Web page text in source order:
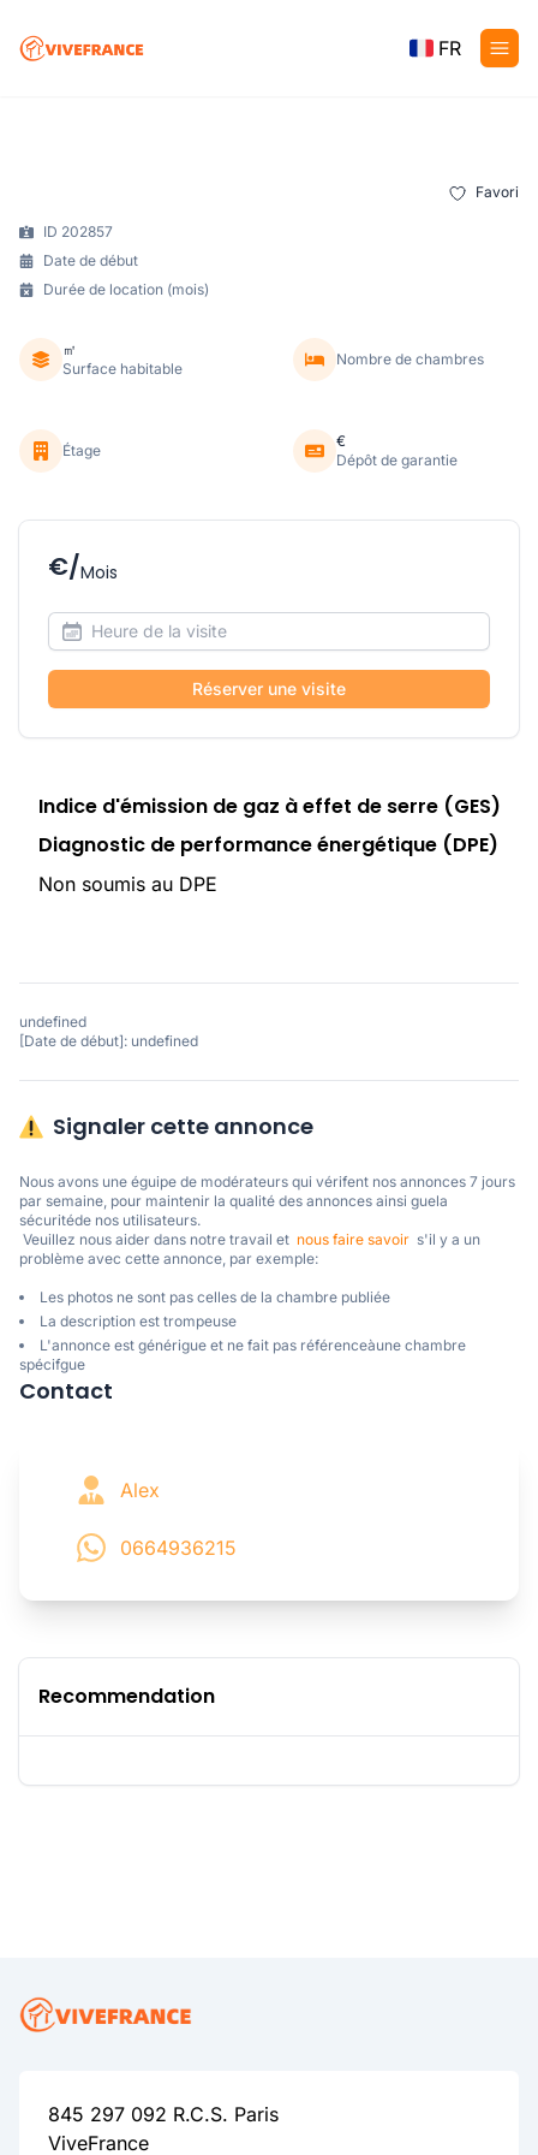
FR
Favori
ID 202857
Date de début
Durée de location (mois)
㎡
Surface habitable
Nombre de chambres
Étage
€
Dépôt de garantie
€/Mois
Réserver une visite
Indice d'émission de gaz à effet de serre (GES)
Diagnostic de performance énergétique (DPE)
Non soumis au DPE
undefined
[Date de début]: undefined
Signaler cette annonce
Nous avons une éguipe de modérateurs qui vérifent nos annonces 7 jours
par semaine, pour maintenir la qualité des annonces ainsi guela
sécuritéde nos utilisateurs.
Veuillez nous aider dans notre travail et nous faire savoir
  s'il y a un
problème avec cette annonce, par exemple:
Les photos ne sont pas celles de la chambre publiée
La description est trompeuse
L'annonce est générigue et ne fait pas référenceàune chambre
spécifgue
Contact
Alex
0664936215
Recommendation
845 297 092 R.C.S. Paris
ViveFrance